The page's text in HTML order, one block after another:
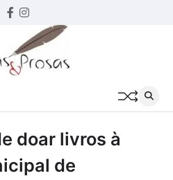
Facebook
instagram
doar livros à
de